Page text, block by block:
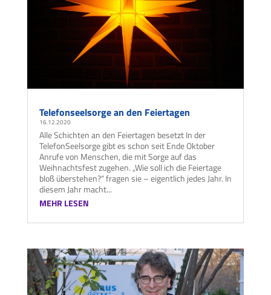
Telefonseelsorge an den Feiertagen
16.12.2020
Alle Schichten an den Feiertagen besetzt In der
TelefonSeelsorge gibt es schon seit Ende Oktober
Anrufe von Menschen, die mit Sorge auf das
Weihnachtsfest zugehen. „Wie soll ich die Feiertage
bloß überstehen?“ fragen sie – eigentlich jedes Jahr. In
diesem Jahr macht...
MEHR LESEN